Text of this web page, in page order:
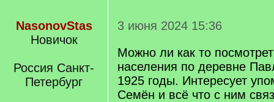
NasonovStas
Новичок
Россия Санкт-
Петербург
3 июня 2024 15:36
Можно ли как то
населения по деревне
1925 годы. Интересует
Семён и всё что с ним